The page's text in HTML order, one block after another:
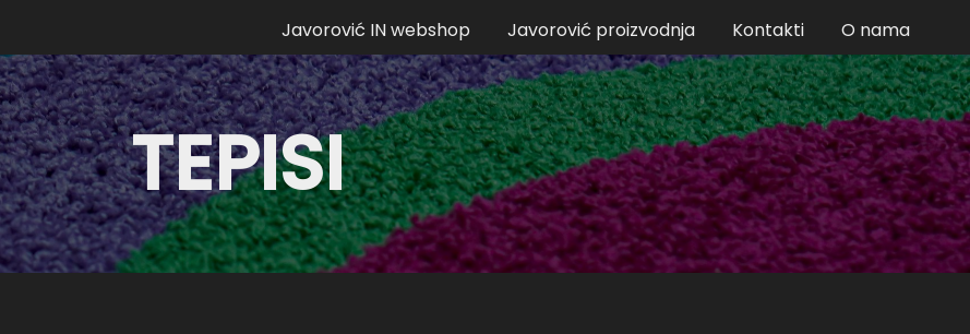
Javorović IN webshop Javorović proizvodnja Kontakti O nama
TEPISI